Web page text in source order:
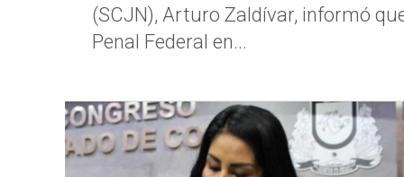
(SCJN), Arturo Zaldívar, informó
Penal Federal en...